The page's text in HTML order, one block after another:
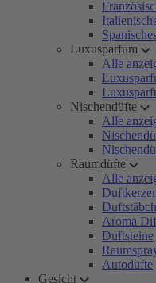
Luxusparfum
Alle
Nischendüfte
Alle
Raumdüfte
Alle
Aroma
Duftsteine
Autodüfte
Gesicht